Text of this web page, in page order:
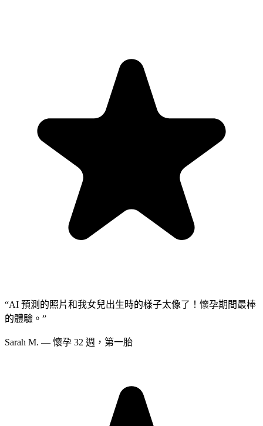
“AI 預測的照片和我女兒出生時的樣子太像了！懷孕期間最棒
的體驗。 ”
Sarah M. — 懷孕 32 週，第一胎